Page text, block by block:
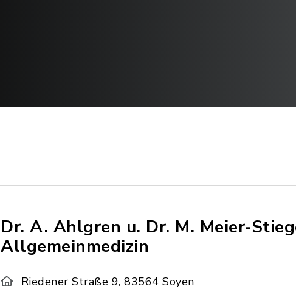
Dr. A. Ahlgren u. Dr. M. Meier-
Allgemeinmedizin
Riedener Straße 9, 83564 Soyen